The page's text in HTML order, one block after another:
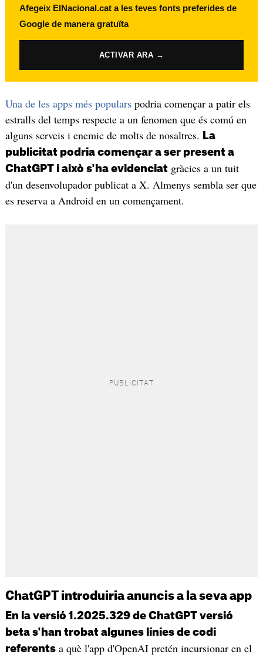
Afegeix ElNacional.cat a les teves fonts preferides de
Google de manera gratuïta
ACTIVAR ARA →
Una de les apps més popularspodria començar a patir els
estralls del temps respecte a un fenomen que és comú en
alguns serveis i enemic de molts de nosaltres.
La
publicitat podria començar a ser present a
ChatGPT i això s'ha evidenciatgràcies a un tuit
d'un desenvolupador publicat a X. Almenys sembla ser que
es reserva a Android en un començament.
ChatGPT introduiria anuncis a la seva app
En la versió 1.2025.329 de ChatGPT versió
beta s'han trobat algunes línies de codi
referentsa què l'app d'OpenAI pretén incursionar en el